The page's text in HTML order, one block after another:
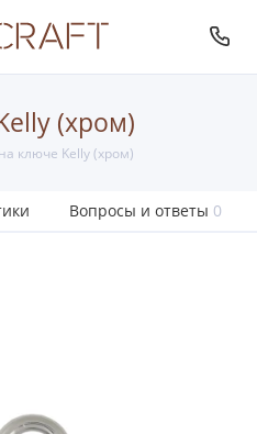
(хром)
ключе Kelly (хром)
Вопросы и ответы 0